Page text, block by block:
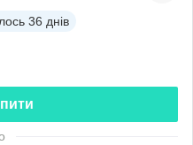
36 днів